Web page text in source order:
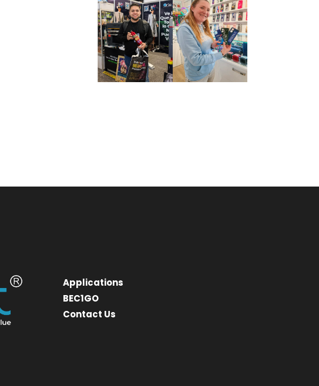
Applications
BEC1GO
Contact Us